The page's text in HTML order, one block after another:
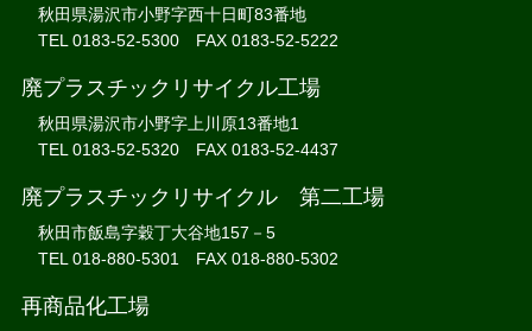
秋田県湯沢市小野字西十日町83番地
TEL 0183-52-5300 FAX 0183-52-5222
廃プラスチックリサイクル工場
秋田県湯沢市小野字上川原13番地1
TEL 0183-52-5320 FAX 0183-52-4437
廃プラスチックリサイクル 第二工場
秋田市飯島字穀丁大谷地157－5
TEL 018-880-5301 FAX 018-880-5302
再商品化工場